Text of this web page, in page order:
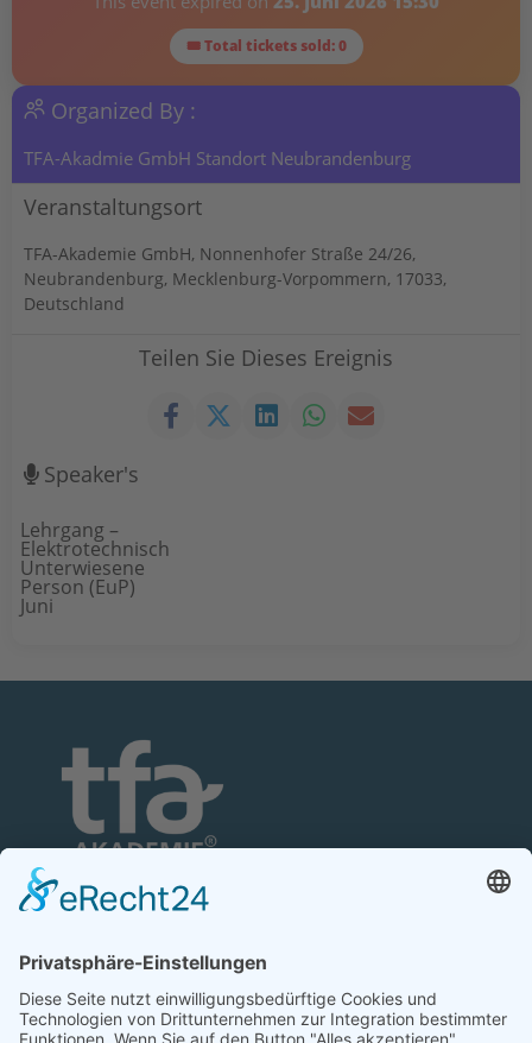
🎟 Total tickets sold: 0
Organized By :
TFA-Akadmie GmbH Standort Neubrandenburg
Veranstaltungsort
TFA-Akademie GmbH, Nonnenhofer Straße 24/26,
Neubrandenburg, Mecklenburg-Vorpommern, 17033,
Deutschland
Teilen Sie Dieses Ereignis
Speaker's
Lehrgang –
Elektrotechnisch
Unterwiesene
Person (EuP)
Juni
Nonnenhofer Straße 24/26
17033 Neubrandenburg
Telefon: 0395 35 88 100